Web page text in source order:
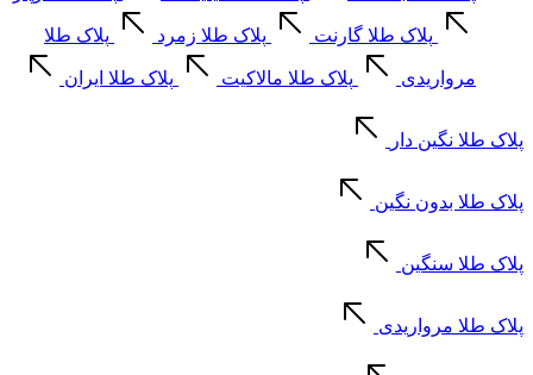
پلاک طلا گارنت پلاک طلا زمرد پلاک طلا
مرواریدی پلاک طلا مالاکیت پلاک طلا ایران
پلاک طلا نگین دار
پلاک طلا بدون نگین
پلاک طلا سنگین
پلاک طلا مرواریدی